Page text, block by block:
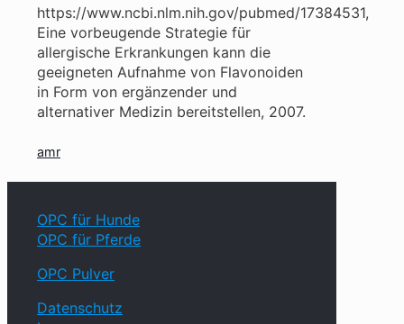
https://www.ncbi.nlm.nih.gov/pubmed/17384531,
Eine vorbeugende Strategie für
allergische Erkrankungen kann die
geeigneten Aufnahme von Flavonoiden
in Form von ergänzender und
alternativer Medizin bereitstellen, 2007.
amr
OPC für Hunde
OPC für Pferde
OPC Pulver
Datenschutz